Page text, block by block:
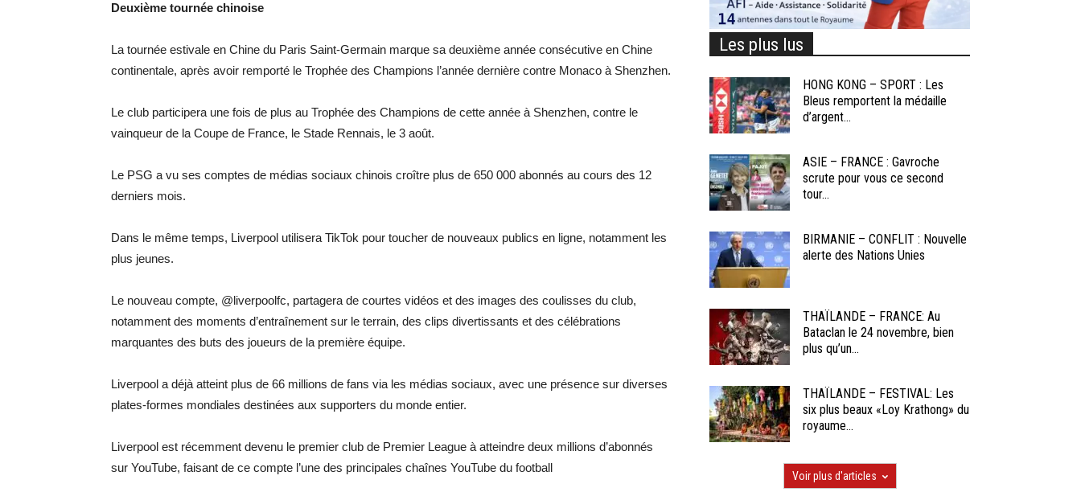
Deuxième tournée chinoise
La tournée estivale en Chine du Paris Saint-Germain marque sa deuxième année consécutive en Chine
continentale, après avoir remporté le Trophée des Champions l’année dernière contre Monaco à Shenzhen.
Le club participera une fois de plus au Trophée des Champions de cette année à Shenzhen, contre le
vainqueur de la Coupe de France, le Stade Rennais, le 3 août.
Le PSG a vu ses comptes de médias sociaux chinois croître plus de 650 000 abonnés au cours des 12
derniers mois.
Dans le même temps, Liverpool utilisera TikTok pour toucher de nouveaux publics en ligne, notamment les
plus jeunes.
Le nouveau compte, @liverpoolfc, partagera de courtes vidéos et des images des coulisses du club,
notamment des moments d’entraînement sur le terrain, des clips divertissants et des célébrations
marquantes des buts des joueurs de la première équipe.
Liverpool a déjà atteint plus de 66 millions de fans via les médias sociaux, avec une présence sur diverses
plates-formes mondiales destinées aux supporters du monde entier.
Liverpool est récemment devenu le premier club de Premier League à atteindre deux millions d’abonnés
sur YouTube, faisant de ce compte l’une des principales chaînes YouTube du football
Les plus lus
HONG KONG – SPORT : Les
Bleus remportent la médaille
d’argent...
ASIE – FRANCE : Gavroche
scrute pour vous ce second
tour...
BIRMANIE – CONFLIT : Nouvelle
alerte des Nations Unies
THAÏLANDE – FRANCE: Au
Bataclan le 24 novembre, bien
plus qu’un...
THAÏLANDE – FESTIVAL: Les
six plus beaux «Loy Krathong» du
royaume...
Voir plus d'articles